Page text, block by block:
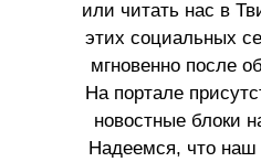
или читать нас в
этих социальных
мгновенно после
На портале
новостные блоки
Надеемся, что наш